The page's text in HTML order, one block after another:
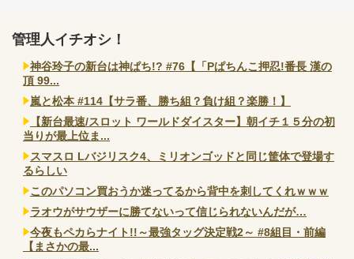
管理人イチオシ！
神谷玲子の新台は神ぱち!? #76【「Pぱちんこ押忍!番長 漢の
頂 99...
嵐と松本 #114【サラ番、勝ち組？負け組？楽勝！】
【新台最速/スロット ワールドダイスター】朝イチ１５分の初
当りが最上位ま...
スマスロ Lバジリスク4、ミリオンゴッドと同じ筐体で登場す
るらしい
このパソコン買おうか迷ってるから背中を刺してくれｗｗｗ
ラオウがサウザーに勝てないって信じられないんだが…
今夜もペカらナイト!!～最強タッグ決定戦2～ #8組目・前編
【まさかの最...